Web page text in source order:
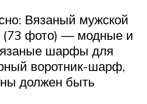
Вязаный мужской
фото) — модные и
шарфы для
воротник-шарф,
должен быть